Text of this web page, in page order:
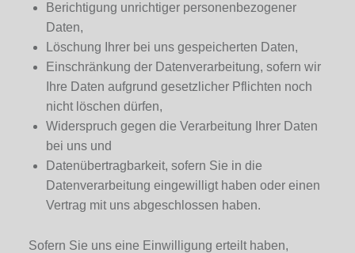
Berichtigung unrichtiger personenbezogener
Daten,
Löschung Ihrer bei uns gespeicherten Daten,
Einschränkung der Datenverarbeitung, sofern wir
Ihre Daten aufgrund gesetzlicher Pflichten noch
nicht löschen dürfen,
Widerspruch gegen die Verarbeitung Ihrer Daten
bei uns und
Datenübertragbarkeit, sofern Sie in die
Datenverarbeitung eingewilligt haben oder einen
Vertrag mit uns abgeschlossen haben.
Sofern Sie uns eine Einwilligung erteilt haben,